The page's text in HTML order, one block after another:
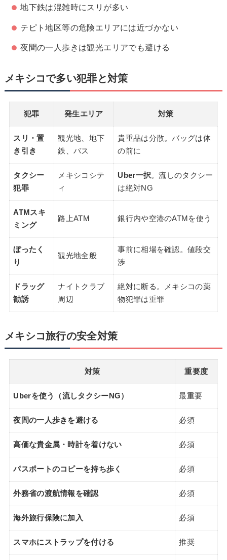
地下鉄は混雑時にスリが多い
テピト地区等の危険エリアには近づかない
夜間の一人歩きは観光エリアでも避ける
メキシコで多い犯罪と対策
犯罪 発生エリア 対策
スリ・置
き引き
観光地、地下
鉄、バス
貴重品は分散。バッグは体
の前に
タクシー
犯罪
メキシコシテ
ィ
Uber一択。流しのタクシー
は絶対NG
ATMスキ
ミング
路上ATM 銀行内や空港のATMを使う
ぼったく
り
観光地全般
事前に相場を確認。値段交
渉
ドラッグ
勧誘
ナイトクラブ
周辺
絶対に断る。メキシコの薬
物犯罪は重罪
メキシコ旅行の安全対策
対策 重要度
Uberを使う（流しタクシーNG） 最重要
夜間の一人歩きを避ける 必須
高価な貴金属・時計を着けない 必須
パスポートのコピーを持ち歩く 必須
外務省の渡航情報を確認 必須
海外旅行保険に加入 必須
スマホにストラップを付ける 推奨